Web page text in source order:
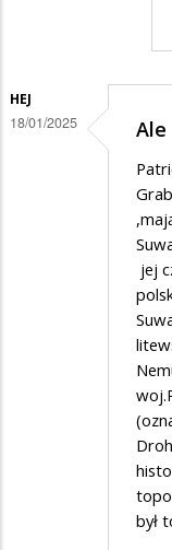
HEJ
18/01/2025 Ale
jej
był